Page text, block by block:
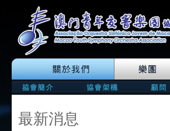
最新消息